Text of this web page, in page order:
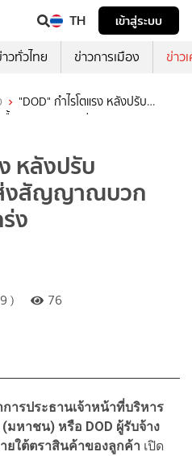
TH
เข้าสู่ระบบ
วทั่วไทย ข่าวการเมือง ข่าว
"DOD" กำไรโตแรง หลังปรับ
านการเงินแกร่ง
หลังปรับ
ส่งสัญญาณบวก
ง
)
76
ารประธานเจ้าหน้าที่บริหาร
มหาชน) หรือ DOD ผู้รับจ้าง
ใต้ตราสินค้าของลูกค้า เปิด